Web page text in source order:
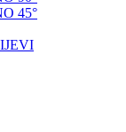
45°